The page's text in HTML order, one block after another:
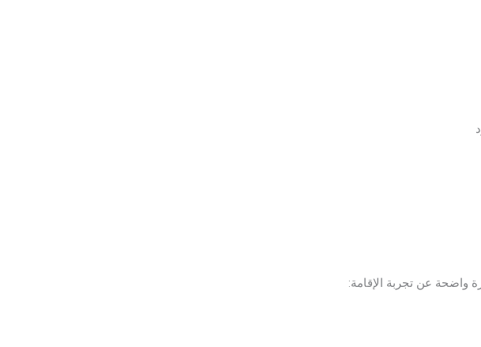
واضحة عن تجربة الإقامة: